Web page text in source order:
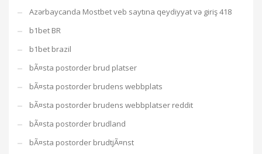
Azərbaycanda Mostbet veb saytına qeydiyyat və giriş 418
b1bet BR
b1bet brazil
bÃ¤sta postorder brud platser
bÃ¤sta postorder brudens webbplats
bÃ¤sta postorder brudens webbplatser reddit
bÃ¤sta postorder brudland
bÃ¤sta postorder brudtjÃ¤nst